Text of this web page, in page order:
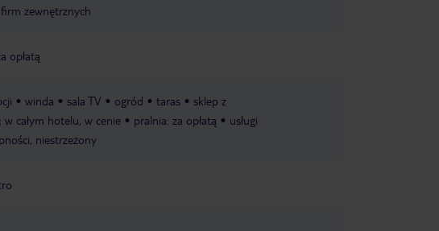
zewnętrznych
opłatą
winda sala TV ogród taras
sklep z
w całym hotelu, w cenie pralnia: za opłatą
usługi
niestrzeżony